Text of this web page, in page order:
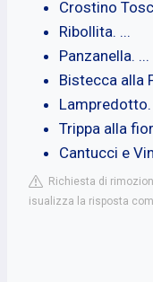
Crostino
Ribollita. ...
Panzanella. ...
Bistecca alla
Lampredotto.
Trippa alla
Cantucci e
Richiesta di
isualizza la risposta